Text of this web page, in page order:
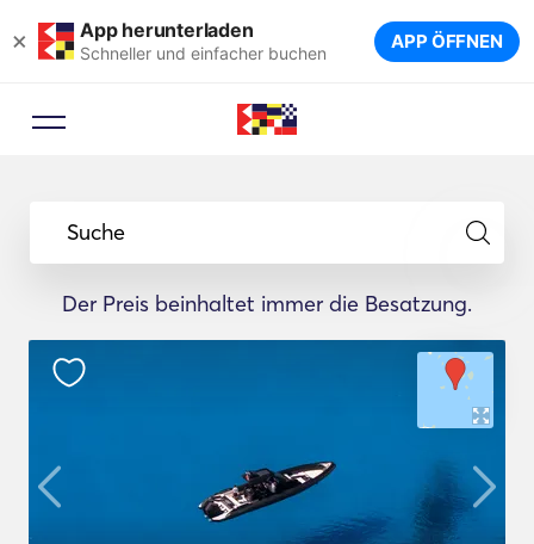
× App herunterladen
Schneller und einfacher buchen APP ÖFFNEN
Suche
Der Preis beinhaltet immer die Besatzung.